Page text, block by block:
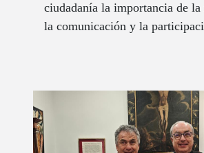
ciudadanía la importancia de la
la comunicación y la